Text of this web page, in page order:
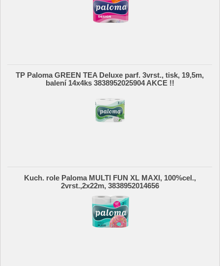
TP Paloma GREEN TEA Deluxe parf. 3vrst., tisk, 19,5m,
balení 14x4ks 3838952025904 AKCE !!
Kuch. role Paloma MULTI FUN XL MAXI, 100%cel.,
2vrst.,2x22m, 3838952014656